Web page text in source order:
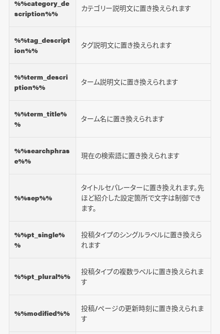
%%category_de
scription%%
カテゴリー説明文に置き換えられます
%%tag_descript
ion%%
タグ説明文に置き換えられます
%%term_descri
ption%%
ターム説明文に置き換えられます
%%term_title%
%
ターム名に置き換えられます
%%searchphras
e%%
現在の検索語に置き換えられます
%%sep%%
タイトルセパレーターに置き換えれます。先
ほど紹介した設定箇所で文字は制御でき
ます。
%%pt_single%
%
投稿タイプのシングルラベルに置き換えら
れます
%%pt_plural%%
投稿タイプの複数ラベルに置き換えられま
す
%%modified%%
投稿/ページの更新時刻に置き換えられま
す